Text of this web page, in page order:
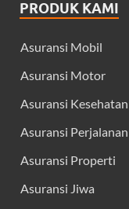
PRODUK KAMI
Asuransi Mobil
Asuransi Motor
Asuransi Kesehatan
Asuransi Perjalanan
Asuransi Properti
Asuransi Jiwa